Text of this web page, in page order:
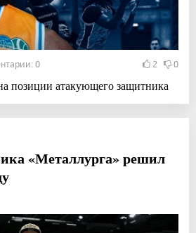
0 2 0
позиции атакующего защитника
«Металлурга» решил